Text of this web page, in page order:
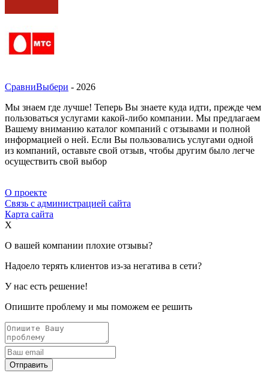
СравниВыбери - 2026
Мы знаем где лучше! Теперь Вы знаете куда идти, прежде чем
пользоваться услугами какой-либо компании. Мы предлагаем
Вашему вниманию каталог компаний с отзывами и полной
информацией о ней. Если Вы пользовались услугами одной
из компаний, оставьте свой отзыв, чтобы другим было легче
осуществить свой выбор
О проекте
Связь с администрацией сайта
Карта сайта
X
О вашей компании плохие отзывы?
Надоело терять клиентов из-за негатива в сети?
У нас есть решение!
Опишите проблему и мы поможем ее решить